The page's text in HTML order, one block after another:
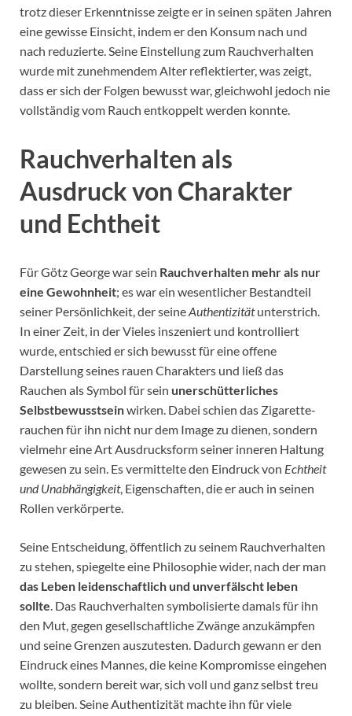
trotz dieser Erkenntnisse zeigte er in seinen späten Jahren
eine gewisse Einsicht, indem er den Konsum nach und
nach reduzierte. Seine Einstellung zum Rauchverhalten
wurde mit zunehmendem Alter reflektierter, was zeigt,
dass er sich der Folgen bewusst war, gleichwohl jedoch nie
vollständig vom Rauch entkoppelt werden konnte.
Rauchverhalten als
Ausdruck von Charakter
und Echtheit
Für Götz George war sein Rauchverhalten mehr als nur
eine Gewohnheit; es war ein wesentlicher Bestandteil
seiner Persönlichkeit, der seineAuthentizitätunterstrich.
In einer Zeit, in der Vieles inszeniert und kontrolliert
wurde, entschied er sich bewusst für eine offene
Darstellung seines rauen Charakters und ließ das
Rauchen als Symbol für sein unerschütterliches
Selbstbewusstseinwirken. Dabei schien das Zigarette-
rauchen für ihn nicht nur dem Image zu dienen, sondern
vielmehr eine Art Ausdrucksform seiner inneren Haltung
gewesen zu sein. Es vermittelte den Eindruck von Echtheit
und Unabhängigkeit, Eigenschaften, die er auch in seinen
Rollen verkörperte.
Seine Entscheidung, öffentlich zu seinem Rauchverhalten
zu stehen, spiegelte eine Philosophie wider, nach der man
das Leben leidenschaftlich und unverfälscht leben
sollte . Das Rauchverhalten symbolisierte damals für ihn
den Mut, gegen gesellschaftliche Zwänge anzukämpfen
und seine Grenzen auszutesten. Dadurch gewann er den
Eindruck eines Mannes, die keine Kompromisse eingehen
wollte, sondern bereit war, sich voll und ganz selbst treu
zu bleiben. Seine Authentizität machte ihn für viele